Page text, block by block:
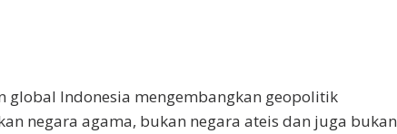
global Indonesia mengembangkan geopolitik
negara agama, bukan negara ateis dan juga bukan